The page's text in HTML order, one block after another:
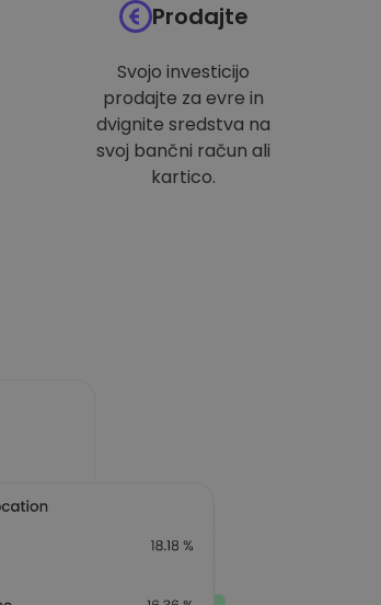
Prodajte
Svojo investicijo
prodajte za evre in
dvignite sredstva na
svoj bančni račun ali
kartico.